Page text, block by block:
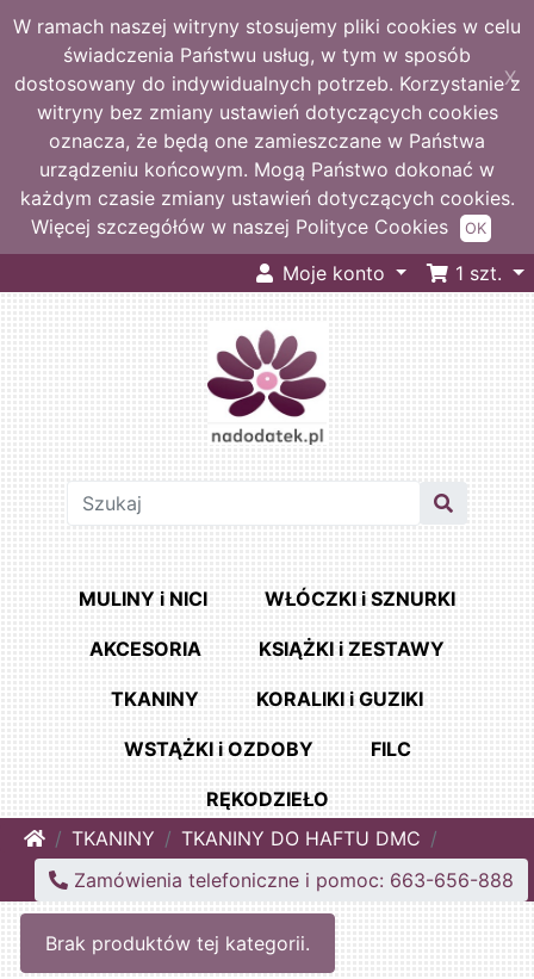
W ramach naszej witryny stosujemy pliki cookies w celu
świadczenia Państwu usług, w tym w sposób
dostosowany do indywidualnych potrzeb. Korzystanie z
witryny bez zmiany ustawień dotyczących cookies
oznacza, że będą one zamieszczane w Państwa
urządzeniu końcowym. Mogą Państwo dokonać w
każdym czasie zmiany ustawień dotyczących cookies.
Więcej szczegółów w naszej Polityce Cookies
X
OK
Moje konto 1 szt.
MULINY i NICI WŁÓCZKI i SZNURKI
AKCESORIA KSIĄŻKI i ZESTAWY
TKANINY KORALIKI i GUZIKI
WSTĄŻKI i OZDOBY FILC
RĘKODZIEŁO
HomeTKANINY
TKANINY DO HAFTU DMC
Zamówienia telefoniczne i pomoc: 663-656-888
Brak produktów tej kategorii.